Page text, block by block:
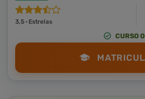
3,5 · Estrelas
CURSO